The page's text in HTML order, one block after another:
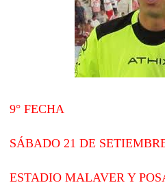
9° FECHA
SÁBADO 21 DE
ESTADIO MALAVER Y